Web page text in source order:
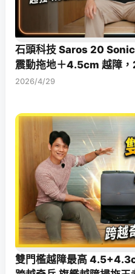
石頭科技 Saros 20
震動拖地＋4.5cm 越障
2026/4/29
雙門檻越障最高